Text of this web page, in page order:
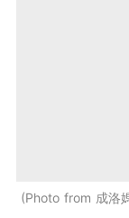
Photo from 成洛